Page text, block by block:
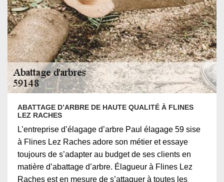
ABATTAGE D’ARBRE DE HAUTE QUALITÉ À FLINES
LEZ RACHES
L’entreprise d’élagage d’arbre Paul élagage 59 sise
à Flines Lez Raches adore son métier et essaye
toujours de s’adapter au budget de ses clients en
matière d’abattage d’arbre. Élagueur à Flines Lez
Raches est en mesure de s’attaquer à toutes les